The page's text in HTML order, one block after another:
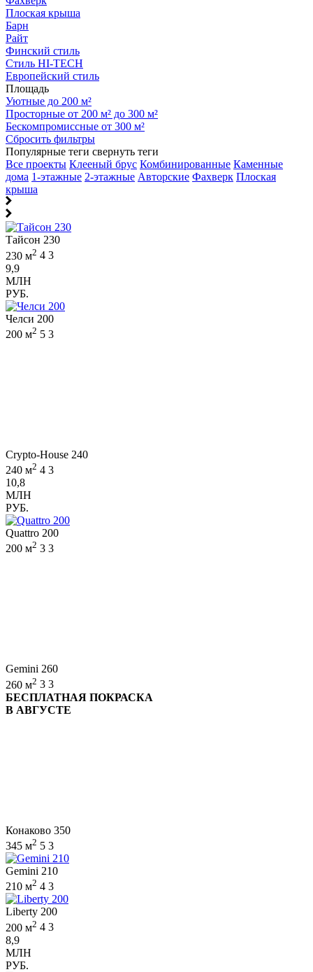
Плоская крыша
Барн
Райт
Финский стиль
Стиль HI-TECH
Европейский стиль
Площадь
Уютные до 200 м²
Просторные от 200 м² до 300 м²
Бескомпромиссные от 300 м²
Сбросить фильтры
Популярные теги свернуть теги
Все проекты Клееный брус Комбинированные Каменные
дома 1-этажные 2-этажные Авторские Фахверк Плоская
крыша
Тайсон 230
230 м2 4 3
9,9
МЛН
РУБ.
Челси 200
200 м2 5 3
Crypto-House 240
240 м2 4 3
10,8
МЛН
РУБ.
Quattro 200
200 м2 3 3
Gemini 260
260 м2 3 3
БЕСПЛАТНАЯ ПОКРАСКА
В АВГУСТЕ
Конаково 350
345 м2 5 3
Gemini 210
210 м2 4 3
Liberty 200
200 м2 4 3
8,9
МЛН
РУБ.